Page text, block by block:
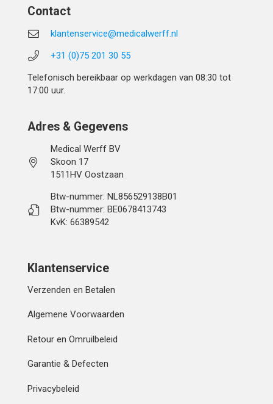
Contact
klantenservice@medicalwerff.nl
+31 (0)75 201 30 55
Telefonisch bereikbaar op werkdagen van 08:30 tot
17:00 uur.
Adres & Gegevens
Medical Werff BV
Skoon 17
1511HV Oostzaan
Btw-nummer: NL856529138B01
Btw-nummer: BE0678413743
KvK: 66389542
Klantenservice
Verzenden en Betalen
Algemene Voorwaarden
Retour en Omruilbeleid
Garantie & Defecten
Privacybeleid